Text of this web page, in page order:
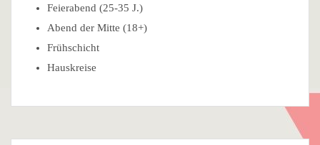
Feierabend (25-35 J.)
Abend der Mitte (18+)
Frühschicht
Hauskreise